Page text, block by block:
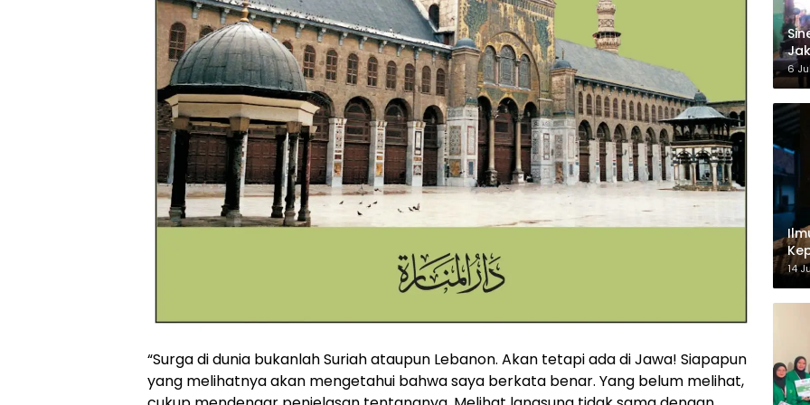
“Surga di dunia bukanlah Suriah ataupun Lebanon. Akan tetapi ada di Jawa! Siapapun
yang melihatnya akan mengetahui bahwa saya berkata benar. Yang belum melihat,
6
14